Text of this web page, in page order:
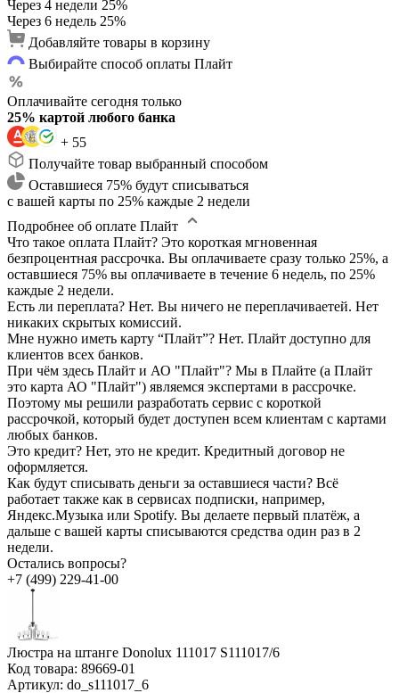
Через 4 недели 25%
Через 6 недель 25%
Добавляйте товары в корзину
Выбирайте способ оплаты Плайт
Оплачивайте сегодня только
25% картой любого банка
+ 55
Получайте товар выбранный способом
Оставшиеся 75% будут списываться
с вашей карты по 25% каждые 2 недели
Подробнее об оплате Плайт
Что такое оплата Плайт? Это короткая мгновенная
безпроцентная рассрочка. Вы оплачиваете сразу только 25%, а
оставшиеся 75% вы оплачиваете в течение 6 недель, по 25%
каждые 2 недели.
Есть ли переплата? Нет. Вы ничего не переплачиваетей. Нет
никаких скрытых комиссий.
Мне нужно иметь карту “Плайт”? Нет. Плайт доступно для
клиентов всех банков.
При чём здесь Плайт и АО "Плайт"? Мы в Плайте (а Плайт
это карта АО "Плайт") являемся экспертами в рассрочке.
Поэтому мы решили разработать сервис с короткой
рассрочкой, который будет доступен всем клиентам с картами
любых банков.
Это кредит? Нет, это не кредит. Кредитный договор не
оформляется.
Как будут списывать деньги за оставшиеся части? Всё
работает также как в сервисах подписки, например,
Яндекс.Музыка или Spotify. Вы делаете первый платёж, а
дальше с вашей карты списываются средства один раз в 2
недели.
Остались вопросы?
+7 (499) 229-41-00
Люстра на штанге Donolux 111017 S111017/6
Код товара: 89669-01
Артикул: do_s111017_6